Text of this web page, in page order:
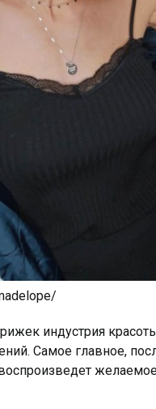
индустрия
Самое главное,